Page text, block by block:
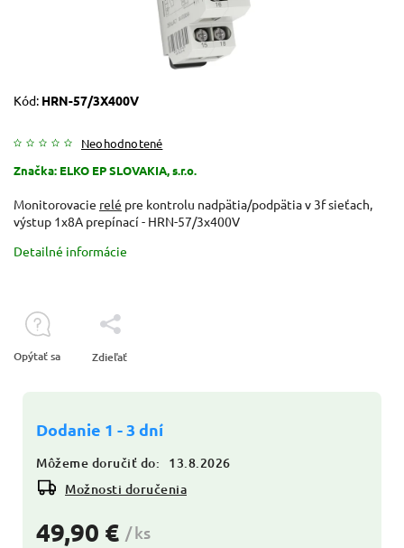
Kód: HRN-57/3X400V
Neohodnotené
Značka: ELKO EP SLOVAKIA, s.r.o.
49,90 € / ks
Dodanie 1 - 3 dní
Môžeme doručiť do:
13.8.2026
Možnosti doručenia
Monitorovacie relé pre kontrolu nadpätia/podpätia v 3f sieťach,
výstup 1x8A prepínací - HRN-57/3x400V
Detailné informácie
Opýtať sa Zdieľať